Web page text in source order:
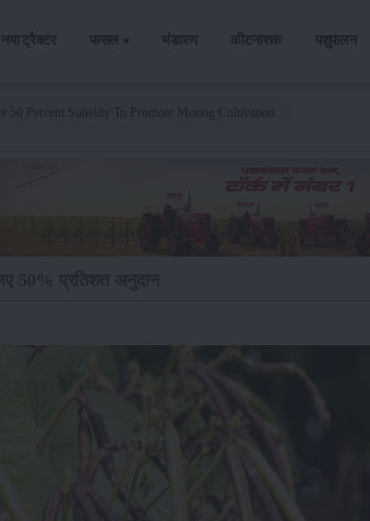
नया ट्रैक्टर फसल भंडारण कीटनाशक पशुपालन